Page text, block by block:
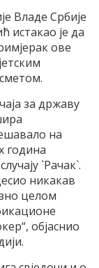
Владе Србије
истакао је да
ове
за државу
на
година
`Рачак`.
никакав
целом
објаснио